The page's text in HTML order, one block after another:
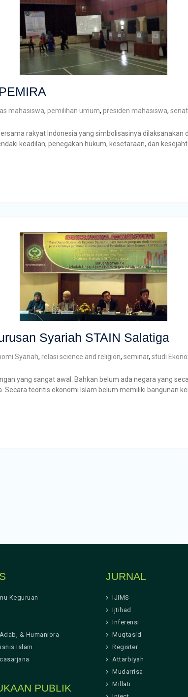
mahasiswa, pemilihan umum, presiden mahasiswa,
rakyat Indonesia yang simbolisasinya
keadilan, penegakan hukum, kesetaraan, dan
Syariah STAIN Salatiga
Syariah, relasi science and religion, seminar, studi
yang sangat awal. Bahkan belum ada negara yang
teoritis ekonomi Islam belum memiliki bangunan
Keguruan
& Humaniora
Islam
PUBLIK
JURNAL
IJIMS
Ijtihad
Inferensi
Muqtasid
Register
Attarbiyah
Mudarrisa
Millati